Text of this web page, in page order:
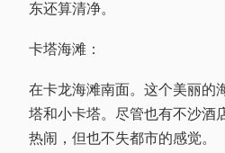
东还算清净。
卡塔海滩：
在卡龙海滩南面。这个美丽的
塔和小卡塔。尽管也有不沙酒
热闹，但也不失都市的感觉。